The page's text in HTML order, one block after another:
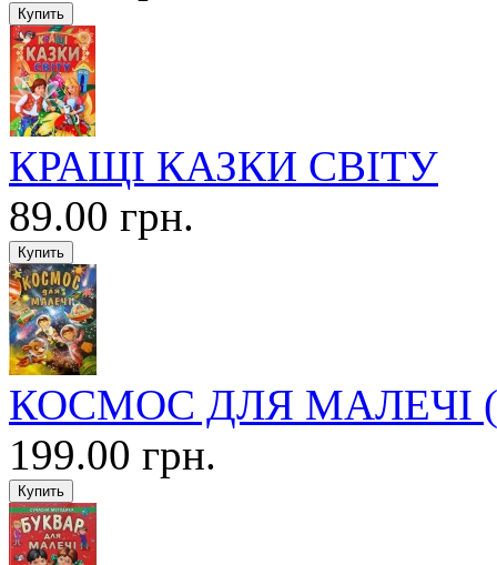
КРАЩІ КАЗКИ СВІТУ
89.00 грн.
КОСМОС ДЛЯ МАЛЕЧІ
199.00 грн.